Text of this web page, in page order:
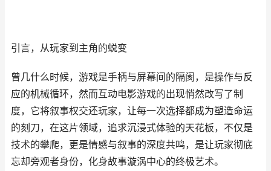
引言，从玩家到主角的蜕变
曾几什么时候，游戏是手柄与屏幕间的隔阂，是操作与反
应的机械循环，然而互动电影游戏的出现悄然改写了制
度，它将叙事权交还玩家，让每一次选择都成为塑造命运
的刻刀，在这片领域，追求沉浸式体验的天花板，不仅是
技术的攀爬，更是情感与叙事的深度共鸣，是让玩家彻底
忘却旁观者身份，化身故事漩涡中心的终极艺术。